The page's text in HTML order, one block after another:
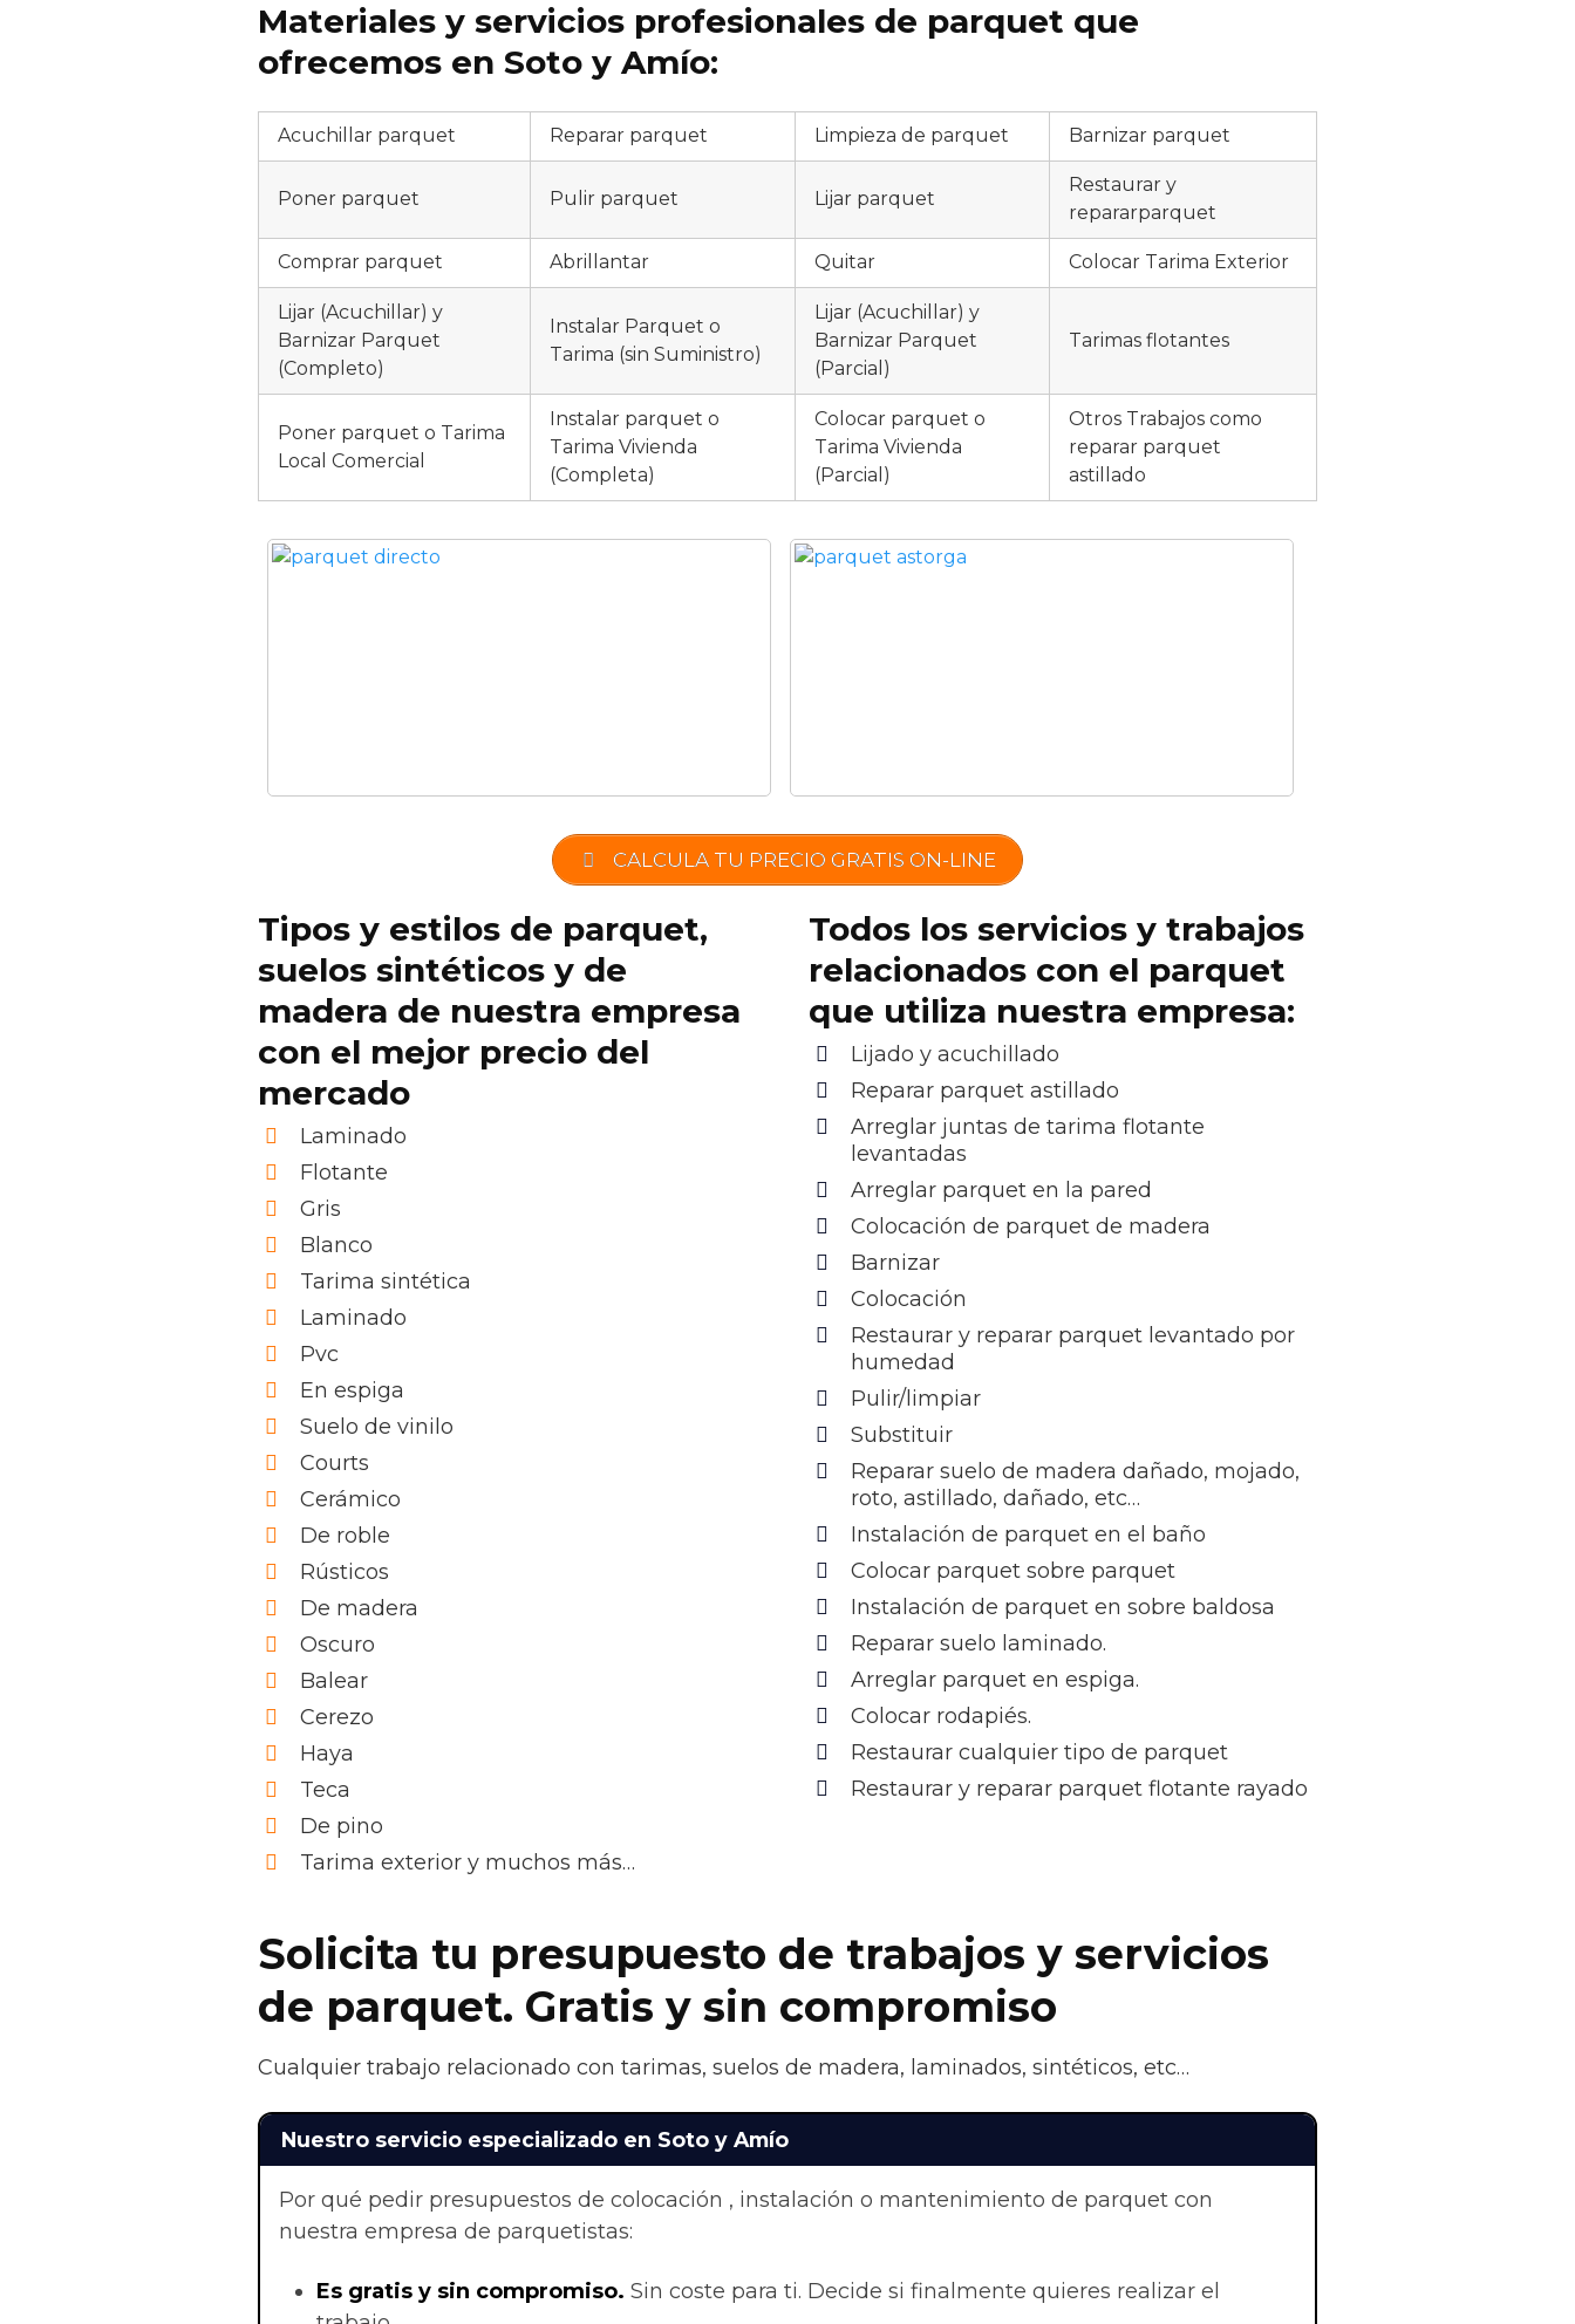
Materiales y servicios profesionales de parquet que
ofrecemos en Soto y Amío:
Acuchillar parquet Reparar parquet Limpieza de parquet Barnizar parquet
Poner parquet Pulir parquet Lijar parquet
Restaurar y
repararparquet
Comprar parquet Abrillantar Quitar Colocar Tarima Exterior
Lijar (Acuchillar) y
Barnizar Parquet
(Completo)
Instalar Parquet o
Tarima (sin Suministro)
Lijar (Acuchillar) y
Barnizar Parquet
(Parcial)
Tarimas flotantes
Poner parquet o Tarima
Local Comercial
Instalar parquet o
Tarima Vivienda
(Completa)
Colocar parquet o
Tarima Vivienda
(Parcial)
Otros Trabajos como
reparar parquet
astillado
CALCULA TU PRECIO GRATIS ON-LINE
Tipos y estilos de parquet,
suelos sintéticos y de
madera de nuestra empresa
con el mejor precio del
mercado
Laminado
Flotante
Gris
Blanco
Tarima sintética
Laminado
Pvc
En espiga
Suelo de vinilo
Courts
Cerámico
De roble
Rústicos
De madera
Oscuro
Balear
Cerezo
Haya
Teca
De pino
Tarima exterior y muchos más…
Todos los servicios y trabajos
relacionados con el parquet
que utiliza nuestra empresa:
Lijado y acuchillado
Reparar parquet astillado
Arreglar juntas de tarima flotante
levantadas
Arreglar parquet en la pared
Colocación de parquet de madera
Barnizar
Colocación
Restaurar y reparar parquet levantado por
humedad
Pulir/limpiar
Substituir
Reparar suelo de madera dañado, mojado,
roto, astillado, dañado, etc…
Instalación de parquet en el baño
Colocar parquet sobre parquet
Instalación de parquet en sobre baldosa
Reparar suelo laminado.
Arreglar parquet en espiga.
Colocar rodapiés.
Restaurar cualquier tipo de parquet
Restaurar y reparar parquet flotante rayado
Solicita tu presupuesto de trabajos y servicios
de parquet. Gratis y sin compromiso
Cualquier trabajo relacionado con tarimas, suelos de madera, laminados, sintéticos, etc…
Nuestro servicio especializado en Soto y Amío
Por qué pedir presupuestos de colocación , instalación o mantenimiento de parquet con
nuestra empresa de parquetistas:
Es gratis y sin compromiso. Sin coste para ti. Decide si finalmente quieres realizar el